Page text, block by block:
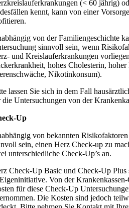
(< 60 jährig)
kennt, kann von einer
von der Familiengeschichte
sinnvoll sein, wenn
und Kreislauferkrankungen
hohes Cholesterin,
Nikotinkonsum).
lassen Sie sich in dem Fall
die Untersuchungen von der
Up
von bekannten
sein, einen Herz Check-up zu
unterschiedliche Check-Up’s an.
Check-Up Basic und Check-Up Plus
Von der
für diese Check-Up
Die Kosten sind jedoch